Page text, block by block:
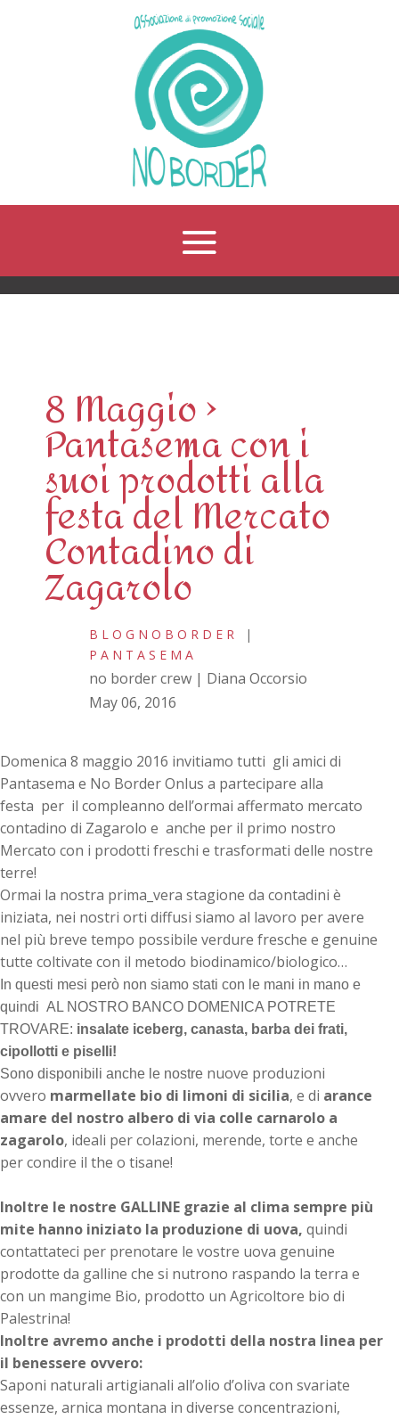
8 Maggio >
Pantasema con i
suoi prodotti alla
festa del Mercato
Contadino di
Zagarolo
BLOGNOBORDER
|
PANTASEMA
no border crew | Diana Occorsio
May 06, 2016
Domenica 8 maggio 2016 invitiamo tutti gli amici di
Pantasema e No Border Onlus a partecipare alla
festa per il compleanno dell’ormai affermato mercato
contadino di Zagarolo e anche per il primo nostro
Mercato con i prodotti freschi e trasformati delle nostre
terre!
Ormai la nostra prima_vera stagione da contadini è
iniziata, nei nostri orti diffusi siamo al lavoro per avere
nel più breve tempo possibile verdure fresche e genuine
tutte coltivate con il metodo biodinamico/biologico…
In questi mesi però non siamo stati con le mani in mano e
quindi AL NOSTRO BANCO DOMENICA POTRETE
TROVARE: insalate iceberg, canasta, barba dei frati,
cipollotti e piselli!
Sono disponibili anche le nostre nuove produzioni
ovvero marmellate bio di limoni di sicilia, e di arance
amare del nostro albero di via colle carnarolo a
zagarolo, ideali per colazioni, merende, torte e anche
per condire il the o tisane!
Inoltre le nostre GALLINE grazie al clima sempre più
mite hanno iniziato la produzione di uova, quindi
contattateci per prenotare le vostre uova genuine
prodotte da galline che si nutrono raspando la terra e
con un mangime Bio, prodotto un Agricoltore bio di
Palestrina!
Inoltre avremo anche i prodotti della nostra linea per
il benessere ovvero:
Saponi naturali artigianali all’olio d’oliva con svariate
essenze, arnica montana in diverse concentrazioni,